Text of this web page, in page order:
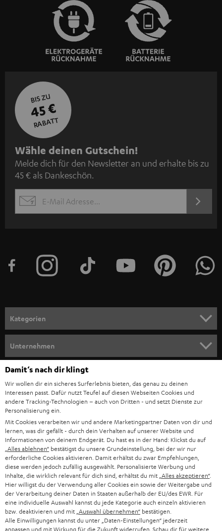
BIS ZU
45 €
RABATT
N
e
w
s
l
e
n
m
e
l
d
u
n
g
Wähle deinen Gutschein!
Melde dich für den Newsletter an und erhalte bis zu
45 € als Dankeschön.
EMAIL
JETZT
Kategorien
HEIMKINO-KOMPLETTANLAGEN
SOUNDBAR
HIFI-LAUTSPRECHER
SMART HOME
BLUETOOTH-LAUTSPRECHER
KOPFHÖRER
BLUETOOTH-KOPFHÖRER
STEREOANLAGEN
Unternehmen
SUPPORT
KARRIERE
PRESSE & MARKETING
GESCHÄFTSKUNDEN
PARTNERPROGRAMM
BLOG
NEWSLETTER
STORES
Teufel Onlineshops
DEUTSCHLAND
ÖSTERREICH
SCHWEIZ
NIEDERLANDE
BELGIEN
Damit‘s nach dir klingt
Wir wollen dir ein sicheres Surferlebnis bieten, das genau zu deinen
Interessen passt. Dafür nutzt Teufel auf diesen Webseiten Cookies und
andere Tracking-Technologien – auch von Dritten - und setzt Dienste zur
Personalisierung ein.
Mit Cookies verarbeiten wir und andere Marketingpartner Daten von dir und
lernen, was dir gefällt - durch dein Verhalten auf unserer Website und
Informationen von deinem Endgerät. Du hast es in der Hand: Klickst du auf
„Alles ablehnen“ bestätigst du unsere Grundeinstellung, bei der wir nur
erforderliche Cookies aktivieren. Damit erhältst du zwar Empfehlungen,
diese werden jedoch zufällig ausgewählt. Personalisierte Werbung und
Inhalte, die wirklich relevant für dich sind, erhältst du mit „Alles akzeptieren“.
Hier willigst du der Verwendung aller Cookies ein sowie der Weitergabe und
der Verarbeitung deiner Daten in Staaten außerhalb der EU/des EWR. Für
eine individuelle Auswahl kannst du jede Kategorie auch einzeln aktivieren
bzw. deaktivieren und mit „Auswahl übernehmen“ bestätigen.
Alle Einwilligungen kannst du unter „Daten-Einstellungen“ jederzeit
anpassen und mit Wirkung für die Zukunft widerrufen. Schau dir für weitere